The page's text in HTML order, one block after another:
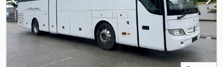
€ Convidamos a verificar pessoalmente as condições estéticas e
técnicas no local. Ajudamos com a exportação: confirmação
original dos dados para homologação no país de destino,
declaração do fornecedor, elaboração dos documentos de
exportação e, se necessário, matrícula alfandegária. - Uma visita e
um test drive podem ser agendados a qualquer momento,